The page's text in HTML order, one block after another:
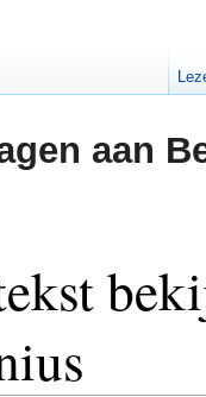
aan